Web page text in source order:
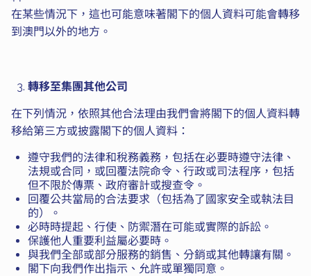
在某些情況下，這也可能意味著閣下的個人資料可能會轉移
到澳門以外的地方。
轉移至集團其他公司
在下列情況，依照其他合法理由我們會將閣下的個人資料轉
移給第三方或披露閣下的個人資料：
遵守我們的法律和稅務義務，包括在必要時遵守法律、
法規或合同，或回覆法院命令、行政或司法程序，包括
但不限於傳票、政府審計或搜查令。
回覆公共當局的合法要求（包括為了國家安全或執法目
的）。
必時時提起、行使、防禦潛在可能或實際的訴訟。
保護他人重要利益屬必要時。
與我們全部或部分服務的銷售、分銷或其他轉讓有關。
閣下向我們作出指示、允許或單獨同意。